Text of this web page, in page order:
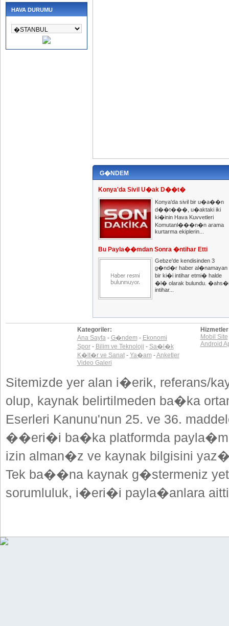
HAVA DURUMU
G�NDEM
Konya'da Sivil U�ak D��t�
Konya'da sivil bir u�a��n
d��t���, u�aktaki iki
ki�inin Hava Kuvvetleri
Komutanl���n�n arama
kurtarma ekiplerin...
Bu Payla��mdan Sonra �ntihar Etti
Gebze'de kendisinden 3
g�nd�r haber al�namayan
bir ki�i intihar etmi� halde
�l� olarak bulundu.
intihar...
Kategoriler:
Ana Sayfa- G�ndem - Ekonomi
Spor- Bilim ve Teknoloji - Sa�l�k
K�lt�r ve Sanat- Ya�am -Anketler
Video Galeri
Mobil Site
Android
Sitemizde yer alan i�erik, referans/
olup, kaynak belirtilmeden ba�ka
Eserleri Kanunu'nun 25. ve 36.
��eri�i ba�ka platformda
izin alman�z ve kaynak bilgisini
Tek ba��na kaynak g�stermeniz
sorumluluk, i�eri�i payla�anlara